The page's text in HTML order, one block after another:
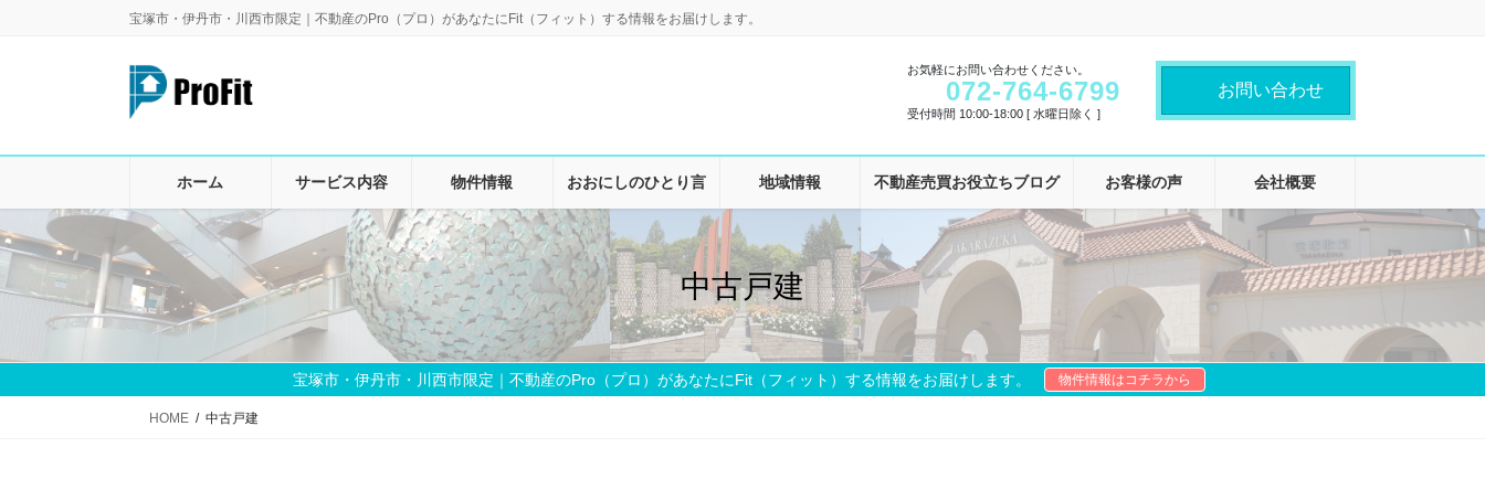
動
宝塚市・伊丹市・川西市限定｜不動産のPro（プロ）があなたにFit（フィット）する情報をお届けします。
お気軽にお問い合わせください。
072-764-6799
受付時間 10:00-18:00 [ 水曜日除く ]
お問い合わせ
ホーム サービス内容 物件情報 おおにしのひとり言 地域情報 不動産売買お役立ちブログ お客様の声 会社概要
中古戸建
宝塚市・伊丹市・川西市限定｜不動産のPro（プロ）があなたにFit（フィット）する情報をお届けします。 物件情報はコチラから
HOME 中古戸建